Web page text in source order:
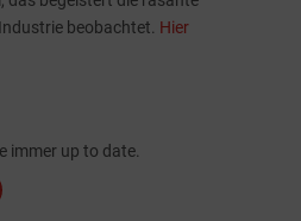
beobachtet. Hier
immer up to date.